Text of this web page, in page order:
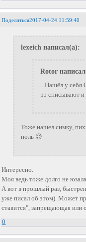
Поделиться2017-04-24 11:59:40
lexeich написал(а):
Rotor
...Нашёл у
рэ списывают и
Тоже нашел симку,
ноль 😥
Интересно.
Моя ведь тоже долго не
А вот в прошлый раз,
уже писал об этом). Может
ставится", запрещающая или
0